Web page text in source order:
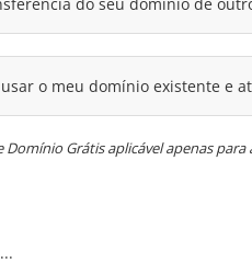
o meu domínio existente e
Domínio Grátis aplicável apenas